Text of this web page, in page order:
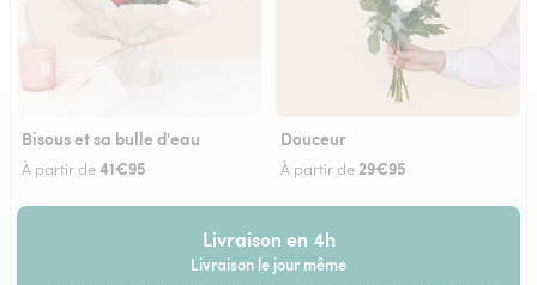
Bisous et sa bulle d'eau
À partir de41€95
Douceur
À partir de 29€95
Livraison en 4h
Livraison le jour même